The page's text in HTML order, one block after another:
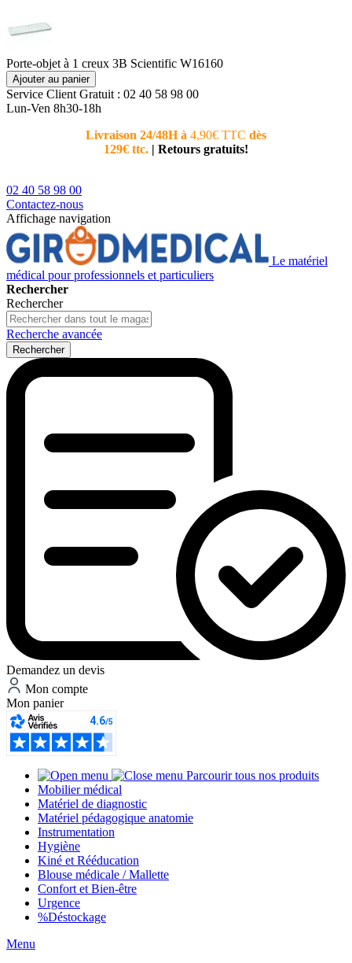
Porte-objet à 1 creux 3B Scientific W16160
Ajouter au panier
Service Client Gratuit : 02 40 58 98 00
Lun-Ven 8h30-18h
Livraison 24/48H à 4,90€ TTC dès
129€ ttc. | Retours gratuits!
02 40 58 98 00
Contactez-nous
Affichage navigation
Le matériel
médical pour professionnels et particuliers
Rechercher
Rechercher
Recherche avancée
Rechercher
Demandez un devis
Mon compte
Mon panier
Parcourir tous nos produits
Mobilier médical
Matériel de diagnostic
Matériel pédagogique anatomie
Instrumentation
Hygiène
Kiné et Rééducation
Blouse médicale / Mallette
Confort et Bien-être
Urgence
%Déstockage
Menu